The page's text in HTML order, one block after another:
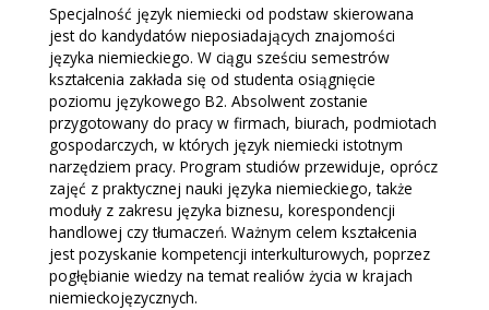
Specjalność język niemiecki od podstaw skierowana
jest do kandydatów nieposiadających znajomości
języka niemieckiego. W ciągu sześciu semestrów
kształcenia zakłada się od studenta osiągnięcie
poziomu językowego B2. Absolwent zostanie
przygotowany do pracy w firmach, biurach, podmiotach
gospodarczych, w których język niemiecki istotnym
narzędziem pracy. Program studiów przewiduje, oprócz
zajęć z praktycznej nauki języka niemieckiego, także
moduły z zakresu języka biznesu, korespondencji
handlowej czy tłumaczeń. Ważnym celem kształcenia
jest pozyskanie kompetencji interkulturowych, poprzez
pogłębianie wiedzy na temat realiów życia w krajach
niemieckojęzycznych.